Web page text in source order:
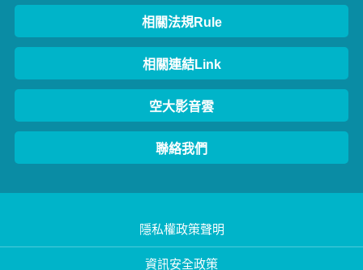
相關法規Rule
相關連結Link
空大影音雲
聯絡我們
隱私權政策聲明
資訊安全政策